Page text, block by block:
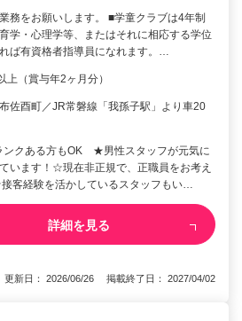
務をお願いします。 ■学童クラブは4年制
学・心理学等、またはそれに相応する学位
れば有資格者指導員になれます。…
上（賞与年2ヶ月分）
佐酉町／JR常磐線「我孫子駅」より車20
ンクある方もOK ★男性スタッフが元気に
います！☆現在非正規で、正職員をお考え
客経験を活かしているスタッフもい…
詳細を見る
更新日： 2026/06/26 掲載終了日： 2027/04/02